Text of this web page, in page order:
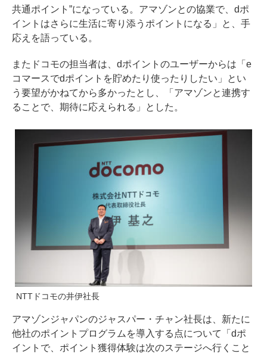
共通ポイント”になっている。アマゾンとの協業で、dポ
イントはさらに生活に寄り添うポイントになる」と、手
応えを語っている。
またドコモの担当者は、dポイントのユーザーからは「e
コマースでdポイントを貯めたり使ったりしたい」とい
う要望がかねてから多かったとし、「アマゾンと連携す
ることで、期待に応えられる」とした。
NTTドコモの井伊社長
アマゾンジャパンのジャスパー・チャン社長は、新たに
他社のポイントプログラムを導入する点について「dポ
イントで、ポイント獲得体験は次のステージへ行くこと